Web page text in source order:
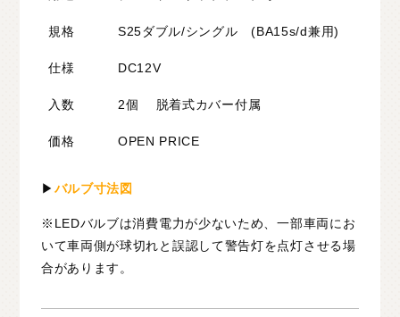
規格 S25ダブル/シングル (BA15s/d兼用)
仕様 DC12V
入数 2個 脱着式カバー付属
価格 OPEN PRICE
▶ バルブ寸法図
※LEDバルブは消費電力が少ないため、一部車両にお
いて車両側が球切れと誤認して警告灯を点灯させる場
合があります。